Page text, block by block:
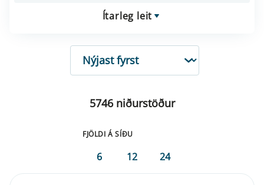
Ítarleg leit
RÖÐUN
5746 niðurstöður
FJÖLDI Á SÍÐU
6 12 24